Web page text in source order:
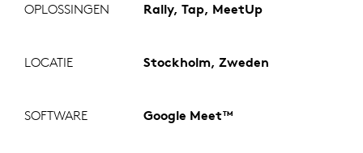
OPLOSSINGEN Rally, Tap, MeetUp
LOCATIE Stockholm, Zweden
SOFTWARE Google Meet™